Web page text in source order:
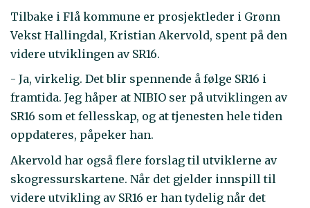
Tilbake i Flå kommune er prosjektleder i Grønn
Vekst Hallingdal, Kristian Akervold, spent på den
videre utviklingen av SR16.
- Ja, virkelig. Det blir spennende å følge SR16 i
framtida. Jeg håper at NIBIO ser på utviklingen av
SR16 som et fellesskap, og at tjenesten hele tiden
oppdateres, påpeker han.
Akervold har også flere forslag til utviklerne av
skogressurskartene. Når det gjelder innspill til
videre utvikling av SR16 er han tydelig når det